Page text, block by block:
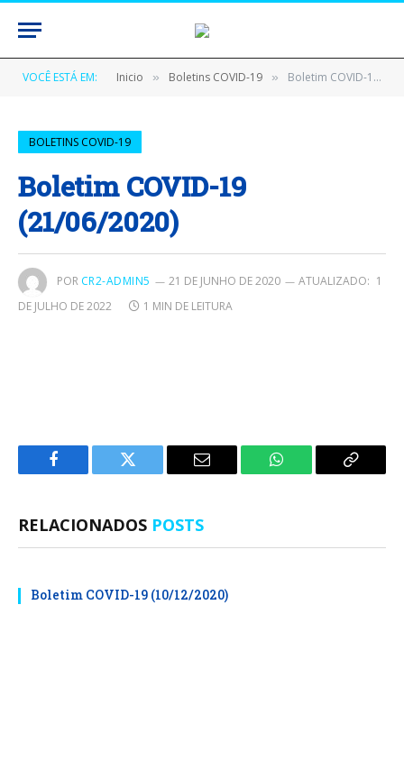
VOCÊ ESTÁ EM: Inicio » Boletins COVID-19 » Boletim COVID-19 (21/06/2020)
BOLETINS COVID-19
Boletim COVID-19
(21/06/2020)
POR CR2-ADMIN5 21 DE JUNHO DE 2020 ATUALIZADO: 1
DE JULHO DE 2022
1 MIN DE LEITURA
Facebook Twitter
E-
WhatsApp Copiar
RELACIONADOS POSTS
Boletim COVID-19 (10/12/2020)